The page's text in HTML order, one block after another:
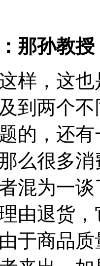
那孙教
，这也
到两个
的，还
么很多
混为一
由退货
于商品